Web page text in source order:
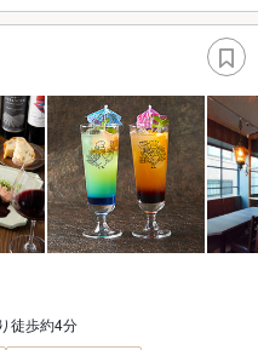
徒歩約4分